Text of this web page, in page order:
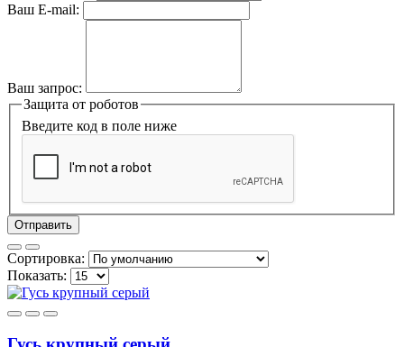
Ваш E-mail:
Ваш запрос:
Защита от роботов
Введите код в поле ниже
Отправить
Сортировка:
Показать: